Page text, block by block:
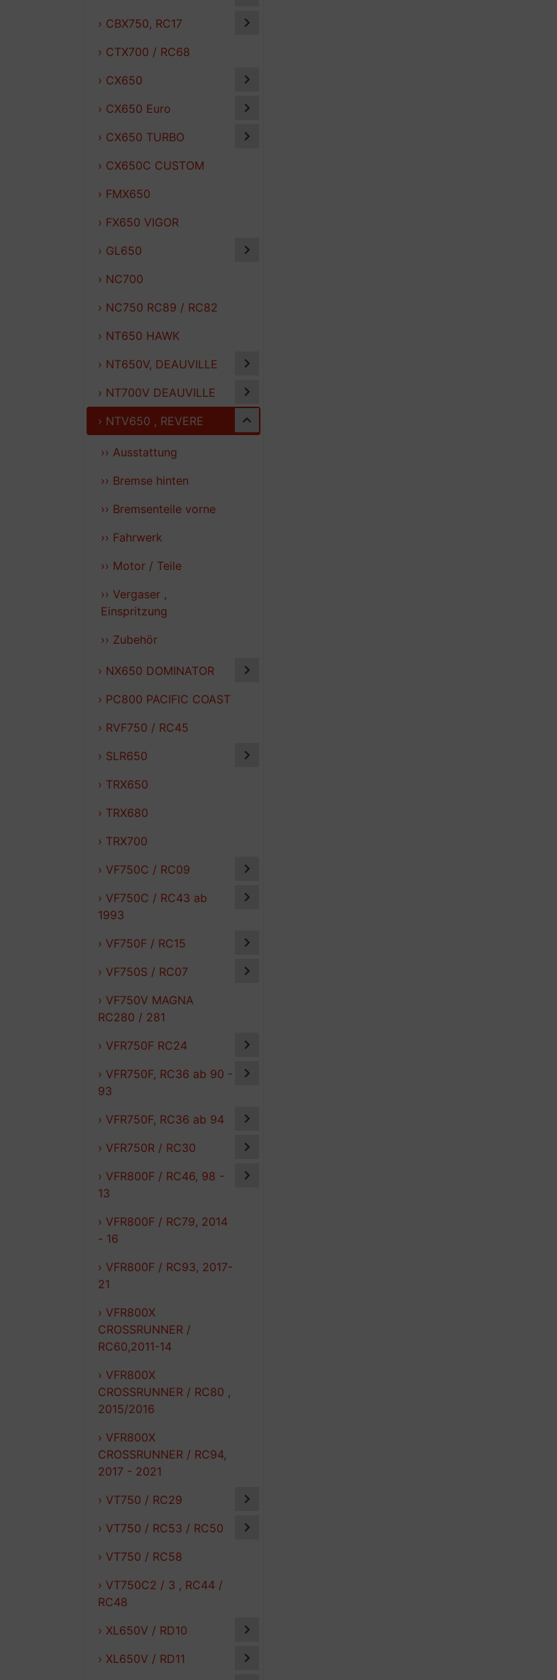
› CBX750, RC17
› CTX700 / RC68
› CX650
› CX650 Euro
› CX650 TURBO
› CX650C CUSTOM
› FMX650
› FX650 VIGOR
› GL650
› NC700
› NC750 RC89 / RC82
› NT650 HAWK
› NT650V, DEAUVILLE
› NT700V DEAUVILLE
› NTV650 , REVERE
›› Ausstattung
›› Bremse hinten
›› Bremsenteile vorne
›› Fahrwerk
›› Motor / Teile
›› Vergaser ,
Einspritzung
›› Zubehör
› NX650 DOMINATOR
› PC800 PACIFIC COAST
› RVF750 / RC45
› SLR650
› TRX650
› TRX680
› TRX700
› VF750C / RC09
› VF750C / RC43 ab
1993
› VF750F / RC15
› VF750S / RC07
› VF750V MAGNA
RC280 / 281
› VFR750F RC24
› VFR750F, RC36 ab 90 -
93
› VFR750F, RC36 ab 94
› VFR750R / RC30
› VFR800F / RC46, 98 -
13
› VFR800F / RC79, 2014
- 16
› VFR800F / RC93, 2017-
21
› VFR800X
CROSSRUNNER /
RC60,2011-14
› VFR800X
CROSSRUNNER / RC80 ,
2015/2016
› VFR800X
CROSSRUNNER / RC94,
2017 - 2021
› VT750 / RC29
› VT750 / RC53 / RC50
› VT750 / RC58
› VT750C2 / 3 , RC44 /
RC48
› XL650V / RD10
› XL650V / RD11